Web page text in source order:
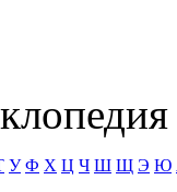
У Ф Х Ц Ч Ш Щ Э Ю